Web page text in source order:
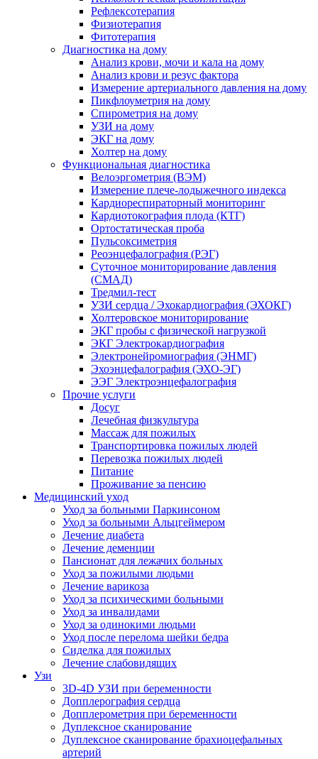
Рефлексотерапия
Физиотерапия
Фитотерапия
Диагностика на дому
Анализ крови, мочи и кала на дому
Анализ крови и резус фактора
Измерение артериального давления на дому
Пикфлоуметрия на дому
Спирометрия на дому
УЗИ на дому
ЭКГ на дому
Холтер на дому
Функциональная диагностика
Велоэргометрия (ВЭМ)
Измерение плече-лодыжечного индекса
Кардиореспираторный мониторинг
Кардиотокография плода (КТГ)
Ортостатическая проба
Пульсоксиметрия
Реоэнцефалография (РЭГ)
Суточное мониторирование давления
(СМАД)
Тредмил-тест
УЗИ сердца / Эхокардиография (ЭХОКГ)
Холтеровское мониторирование
ЭКГ пробы с физической нагрузкой
ЭКГ Электрокардиография
Электронейромиография (ЭНМГ)
Эхоэнцефалография (ЭХО-ЭГ)
ЭЭГ Электроэнцефалография
Прочие услуги
Досуг
Лечебная физкультура
Массаж для пожилых
Транспортировка пожилых людей
Перевозка пожилых людей
Питание
Проживание за пенсию
Медицинский уход
Уход за больными Паркинсоном
Уход за больными Альцгеймером
Лечение диабета
Лечение деменции
Пансионат для лежачих больных
Уход за пожилыми людьми
Лечение варикоза
Уход за психическими больными
Уход за инвалидами
Уход за одинокими людьми
Уход после перелома шейки бедра
Сиделка для пожилых
Лечение слабовидящих
Узи
3D-4D УЗИ при беременности
Допплерография сердца
Допплерометрия при беременности
Дуплексное сканирование
Дуплексное сканирование брахиоцефальных
артерий